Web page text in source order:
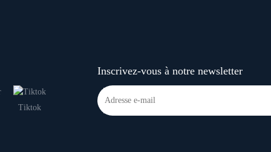
Tiktok
Inscrivez-vous à notre newsletter